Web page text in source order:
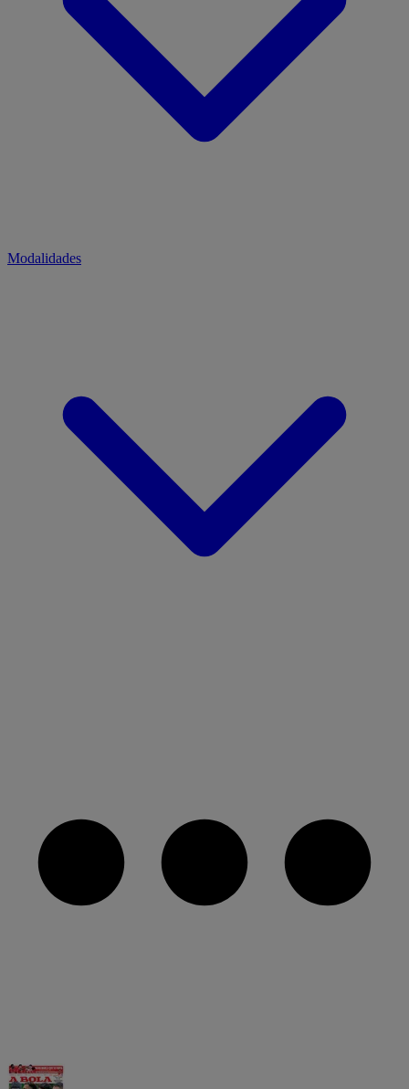
Modalidades